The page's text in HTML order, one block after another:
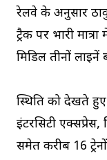
रेलवे के अनुसार
ट्रैक पर भारी
मिडिल तीनों लाइनें
स्थिति को देखते
इंटरसिटी
समेत करीब 16